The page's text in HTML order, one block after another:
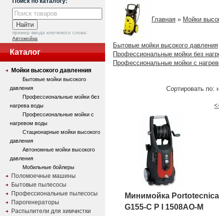
пример ввода ключевого слова:
Автомойка
Каталог
Мойки высокого давленния
Бытовые мойки высокого
давления
Профессиональные мойки без
нагрева воды
Профессиональные мойки с
нагревом воды
Стационарные мойки высокого
давления
Автономные мойки высокого
давления
Мобильные бойлеры
Поломоечные машины
Бытовые пылесосы
Профессиональные пылесосы
Парогенераторы
Распылители для химчистки
Главная » Мойки
Бытовые мойки высокого давления
Профессиональные мойки без
Профессиональные мойки с
Сортировать по:
Минимойка Portotecnica
G155-C P I 1508AO-M